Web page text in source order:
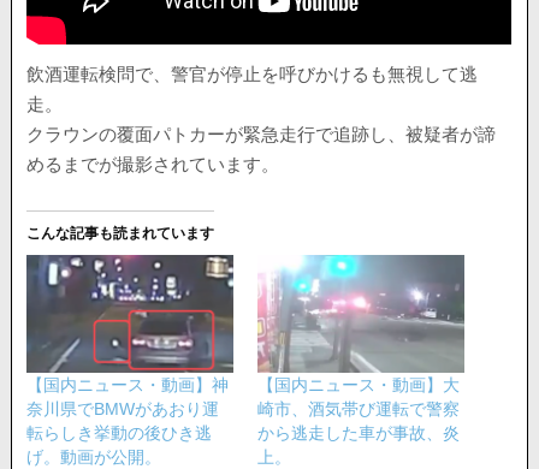
飲酒運転検問で、警官が停止を呼びかけるも無視して逃
走。
クラウンの覆面パトカーが緊急走行で追跡し、被疑者が諦
めるまでが撮影されています。
こんな記事も読まれています
【国内ニュース・動画】神
奈川県でBMWがあおり運
転らしき挙動の後ひき逃
げ。動画が公開。
【国内ニュース・動画】大
崎市、酒気帯び運転で警察
から逃走した車が事故、炎
上。